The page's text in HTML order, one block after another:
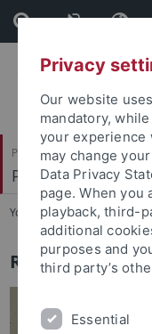
Skip
to
content
Skip
to
footer
Philosophische Fakultät
Prof. Dr. Sigrid G.
You are here: Startseite
Recht als
Privacy
Our website
mandatory,
your experience
may change
Data Privacy
page. When you
playback, third-
additional
purposes and
third party’s
Essential